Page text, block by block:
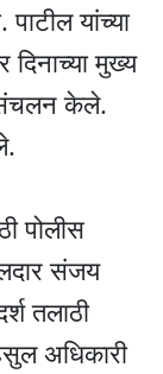
यांच्या
मुख्य
केले.
पोलीस
संजय
तलाठी
अधिकारी